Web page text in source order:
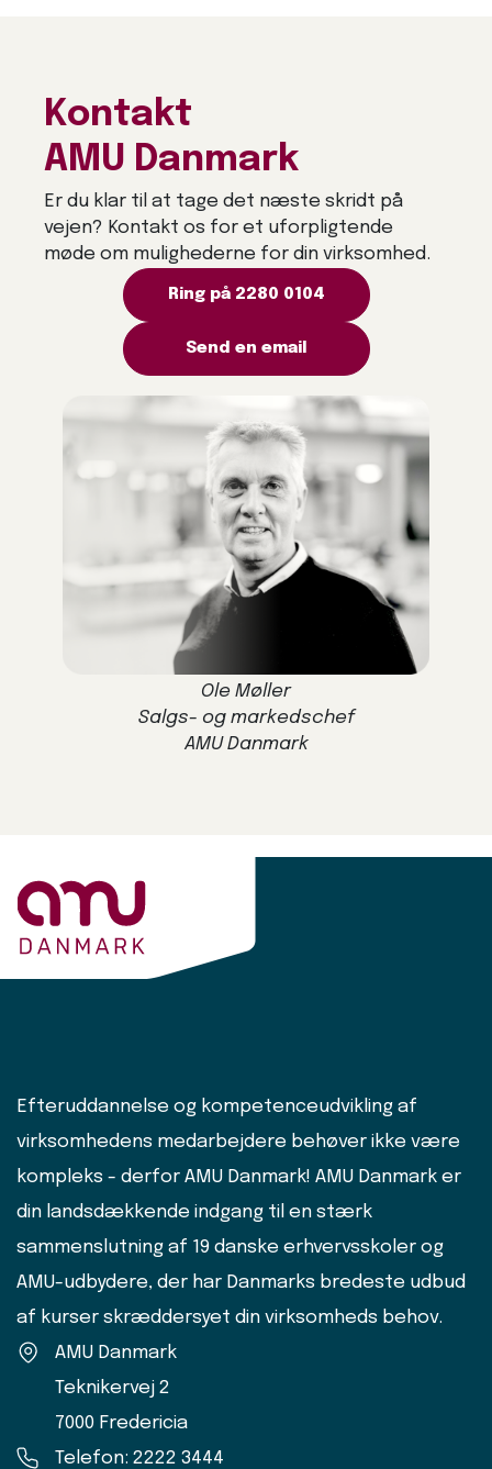
Kontakt
AMU Danmark
Er du klar til at tage det næste skridt på
vejen? Kontakt os for et uforpligtende
møde om mulighederne for din virksomhed.
Ring på 2280 0104
Send en email
Ole Møller
Salgs- og markedschef
AMU Danmark
Efteruddannelse og kompetenceudvikling af
virksomhedens medarbejdere behøver ikke være
kompleks - derfor AMU Danmark! AMU Danmark er
din landsdækkende indgang til en stærk
sammenslutning af 19 danske erhvervsskoler og
AMU-udbydere, der har Danmarks bredeste udbud
af kurser skræddersyet din virksomheds behov.
AMU Danmark
Teknikervej 2
7000 Fredericia
Telefon: 2222 3444